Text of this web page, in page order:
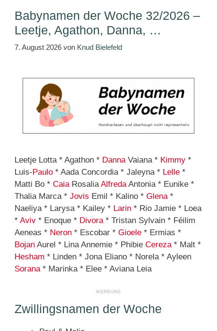
Babynamen der Woche 32/2026 –
Leetje, Agathon, Danna, …
7. August 2026 von Knud Bielefeld
Leetje Lotta * Agathon * Danna Vaiana * Kimmy *
Luis-Paulo * Aada Concordia * Jaleyna * Lelle *
Matti Bo * Caia Rosalia Alfreda Antonia * Eunike *
Thalia Marca * Jovis Emil * Kalino * Glena *
Naeliya * Larysa * Kailey * Larin * Rio Jamie * Loea
* Aviv * Enoque * Divora * Tristan Sylvain * Féilim
Aeneas * Neron * Escobar * Gioele * Ermias *
Bojan Aurel * Lina Annemie * Phibie Cereza * Malt *
Hesham * Linden * Jona Eliano * Norela * Ayleen
Sorana * Marinka * Elee * Aviana Leia
Zwillingsnamen der Woche